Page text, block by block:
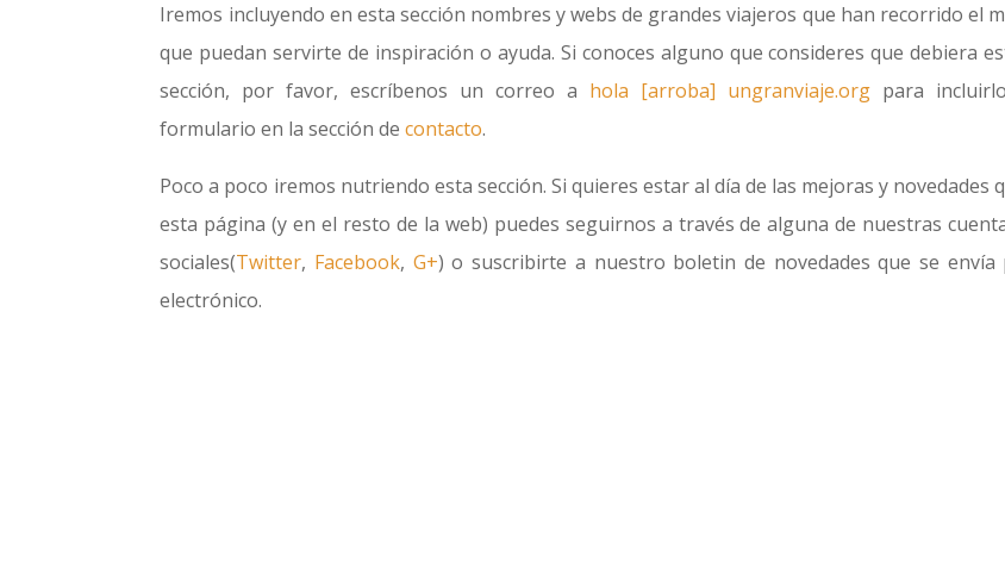
Iremos incluyendo en esta sección nombres y webs de grandes viajeros que han recorrido el
que puedan servirte de inspiración o ayuda. Si conoces alguno que consideres que debiera
sección, por favor, escríbenos un correo a hola [arroba] ungranviaje.org para
formulario en la sección decontacto.
Poco a poco iremos nutriendo esta sección. Si quieres estar al día de las mejoras y novedades
esta página (y en el resto de la web) puedes seguirnos a través de alguna de nuestras
sociales(Twitter, Facebook, G+) o suscribirte a nuestro boletin de novedades que se envía
electrónico.